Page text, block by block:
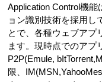
Application Control機
ョン識別技術を採用し
とで、各種ウェブアプ
ます。現時点でのアプ
P2P(Emule,
限、